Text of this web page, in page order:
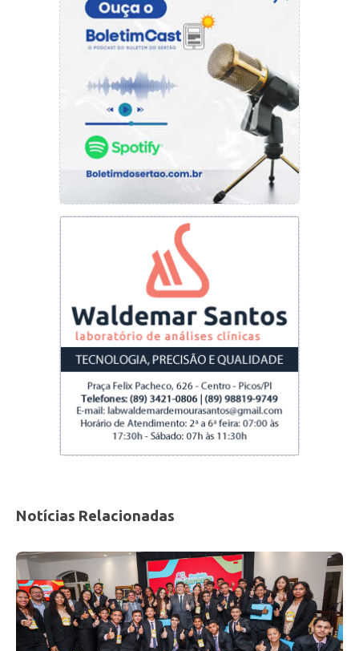
Então, quem se interessou pelos lanches, é só
entrar em contato com Aline, pelo Whatsapp
(89) 9 8804-3092 ou Instagram@don.aline.
Notícias Relacionadas